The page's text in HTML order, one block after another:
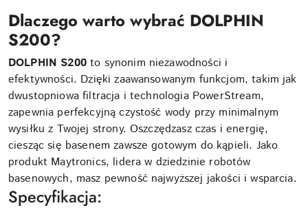
Dlaczego warto wybrać DOLPHIN
S200?
DOLPHIN S200to synonim niezawodności i
efektywności. Dzięki zaawansowanym funkcjom, takim jak
dwustopniowa filtracja i technologia PowerStream,
zapewnia perfekcyjną czystość wody przy minimalnym
wysiłku z Twojej strony. Oszczędzasz czas i energię,
ciesząc się basenem zawsze gotowym do kąpieli. Jako
produkt Maytronics, lidera w dziedzinie robotów
basenowych, masz pewność najwyższej jakości i wsparcia.
Specyfikacja: